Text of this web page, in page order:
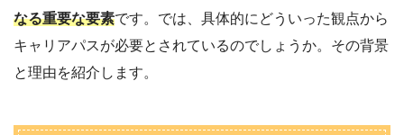
なる重要な要素です。では、具体的にどういった観点から
キャリアパスが必要とされているのでしょうか。その背景
と理由を紹介します。